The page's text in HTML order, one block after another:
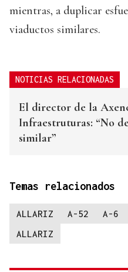
mientras, a duplicar
viaductos similares.
NOTICIAS RELACIONADAS
El director de la
Infraestruturas: “No
similar”
Temas relacionados
ALLARIZ A-52 A-6
ALLARIZ